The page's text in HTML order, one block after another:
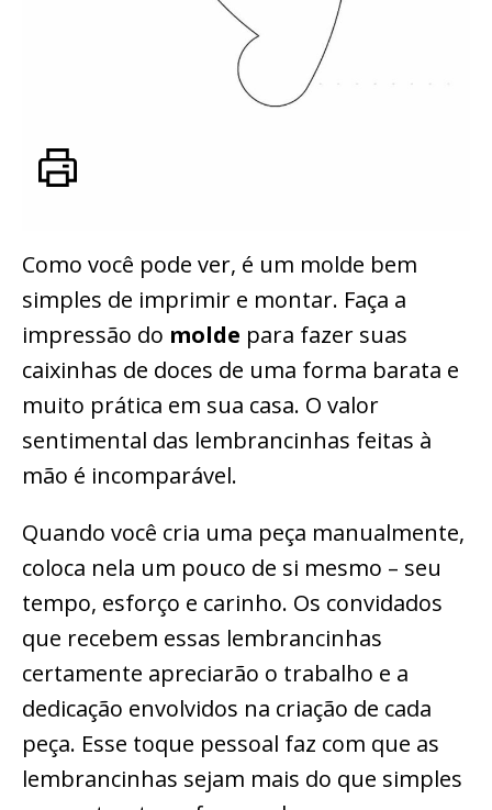
Como você pode ver, é um molde bem
simples de imprimir e montar. Faça a
impressão do molde para fazer suas
caixinhas de doces de uma forma barata e
muito prática em sua casa. O valor
sentimental das lembrancinhas feitas à
mão é incomparável.
Quando você cria uma peça manualmente,
coloca nela um pouco de si mesmo – seu
tempo, esforço e carinho. Os convidados
que recebem essas lembrancinhas
certamente apreciarão o trabalho e a
dedicação envolvidos na criação de cada
peça. Esse toque pessoal faz com que as
lembrancinhas sejam mais do que simples